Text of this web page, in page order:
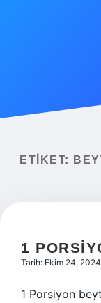
Yasal Uyarı
ETIKET:
1
Tarih: Ekim 24, 2024
1 Porsiyon